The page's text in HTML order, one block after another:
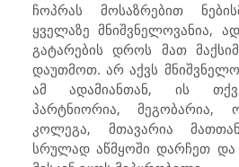
ჩოპრას მოსაზრებით
ყველაზე მნიშვნელოვანია,
გატარების დროს მათ
დაუთმოთ. არ აქვს
ამ ადამიანთან, ის
პარტნიორია, მეგობარია,
კოლეგა, მთავარია
სრულად აწმყოში დარჩეთ და